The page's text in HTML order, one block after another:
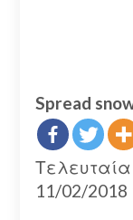
Spread
11/02/2018